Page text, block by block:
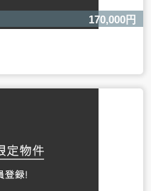
※弊社公休日を除く
い場合、適切な対応がで
170,000円